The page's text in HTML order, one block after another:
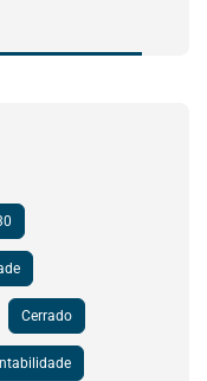
Cerrado